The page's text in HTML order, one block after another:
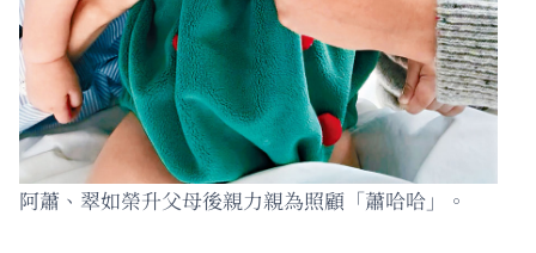
阿蕭、翠如榮升父母後親力親為照顧「蕭哈哈」。